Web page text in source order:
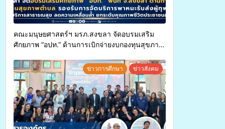
คณะมนุษยศาสตร์ฯ มรภ.สงขลา จัดอบรมเสริม
ศักยภาพ “อปท.” ด้านการเบิกจ่ายงบกองทุนสุขภาพ
ทุพพลภาพเพื่อเข้ารับบริการสาธารณสุข ลดความ
เหลื่อมล้ำ ยกระดับคุณภาพชีวิตประชาชนอย่าง
ยั่งยืน
ข่าวการศึกษา ข่าวสังคม